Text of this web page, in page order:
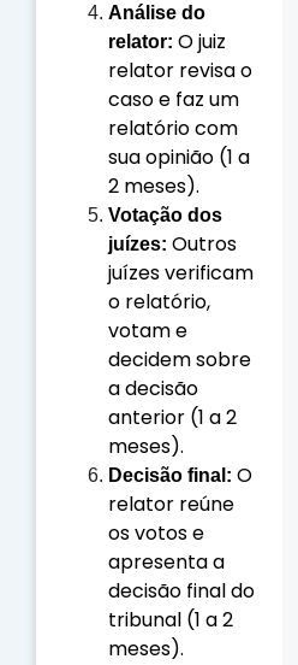
Análise do
relator: O juiz
relator revisa o
caso e faz um
relatório com
sua opinião (1 a
2 meses).
Votação dos
juízes: Outros
juízes verificam
o relatório,
votam e
decidem sobre
a decisão
anterior (1 a 2
meses).
Decisão final: O
relator reúne
os votos e
apresenta a
decisão final do
tribunal (1 a 2
meses).